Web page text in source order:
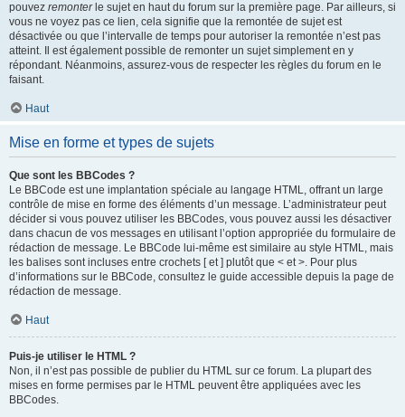
pouvez remonterle sujet en haut du forum sur la première page. Par ailleurs, si
vous ne voyez pas ce lien, cela signifie que la remontée de sujet est
désactivée ou que l’intervalle de temps pour autoriser la remontée n’est pas
atteint. Il est également possible de remonter un sujet simplement en y
répondant. Néanmoins, assurez-vous de respecter les règles du forum en le
faisant.
Haut
Mise en forme et types de sujets
Que sont les BBCodes ?
Le BBCode est une implantation spéciale au langage HTML, offrant un large
contrôle de mise en forme des éléments d’un message. L’administrateur peut
décider si vous pouvez utiliser les BBCodes, vous pouvez aussi les désactiver
dans chacun de vos messages en utilisant l’option appropriée du formulaire de
rédaction de message. Le BBCode lui-même est similaire au style HTML, mais
les balises sont incluses entre crochets [ et ] plutôt que < et >. Pour plus
d’informations sur le BBCode, consultez le guide accessible depuis la page de
rédaction de message.
Haut
Puis-je utiliser le HTML ?
Non, il n’est pas possible de publier du HTML sur ce forum. La plupart des
mises en forme permises par le HTML peuvent être appliquées avec les
BBCodes.